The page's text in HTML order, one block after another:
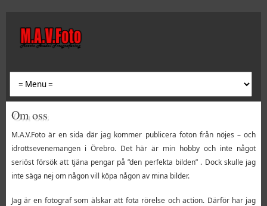
Om oss
M.A.V.Foto är en sida där jag kommer publicera foton från nöjes – och
idrottsevenemangen i Örebro. Det här är min hobby och inte något
seriöst försök att tjäna pengar på ”den perfekta bilden” . Dock skulle jag
inte säga nej om någon vill köpa någon av mina bilder.
Jag är en fotograf som älskar att fota rörelse och action. Därför har jag